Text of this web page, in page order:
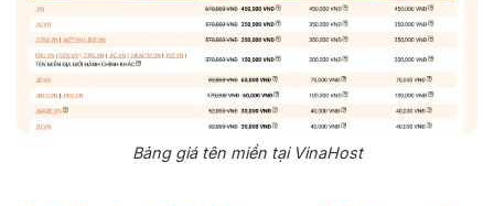
Bảng giá tên miền tại VinaHost